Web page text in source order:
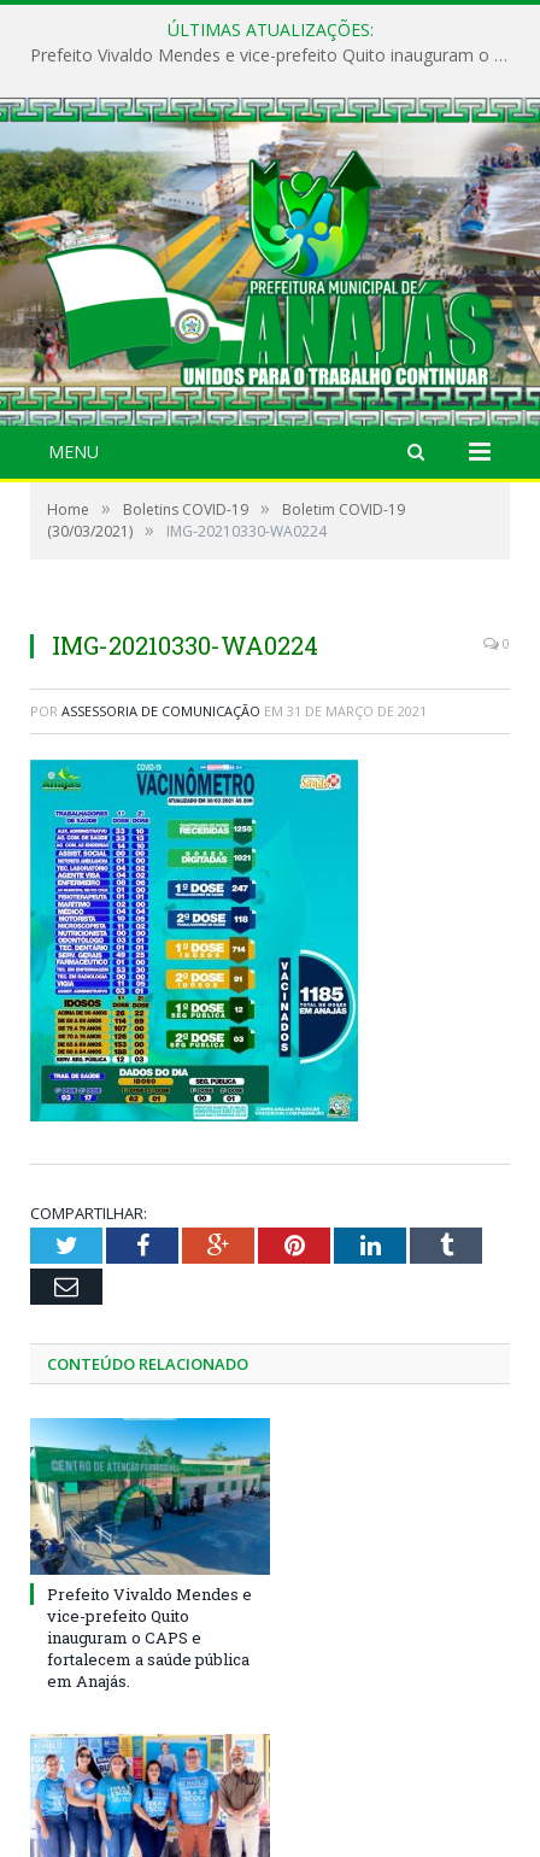
ÚLTIMAS ATUALIZAÇÕES:
Prefeito Vivaldo Mendes e vice-prefeito Quito inauguram o CAPS e fortalecem a saúde pública em Anajás.
MENU
Home » Boletins COVID-19 »
Boletim COVID-19
(30/03/2021) » IMG-20210330-WA0224
IMG-20210330-WA0224 0
POR ASSESSORIA DE COMUNICAÇÃO EM 31 DE MARÇO DE 2021
COMPARTILHAR:
TwitterFacebookGoogle+PinterestLinkedInTumblr
Email
CONTEÚDO RELACIONADO
Prefeito Vivaldo Mendes e
vice-prefeito Quito
inauguram o CAPS e
fortalecem a saúde pública
em Anajás.